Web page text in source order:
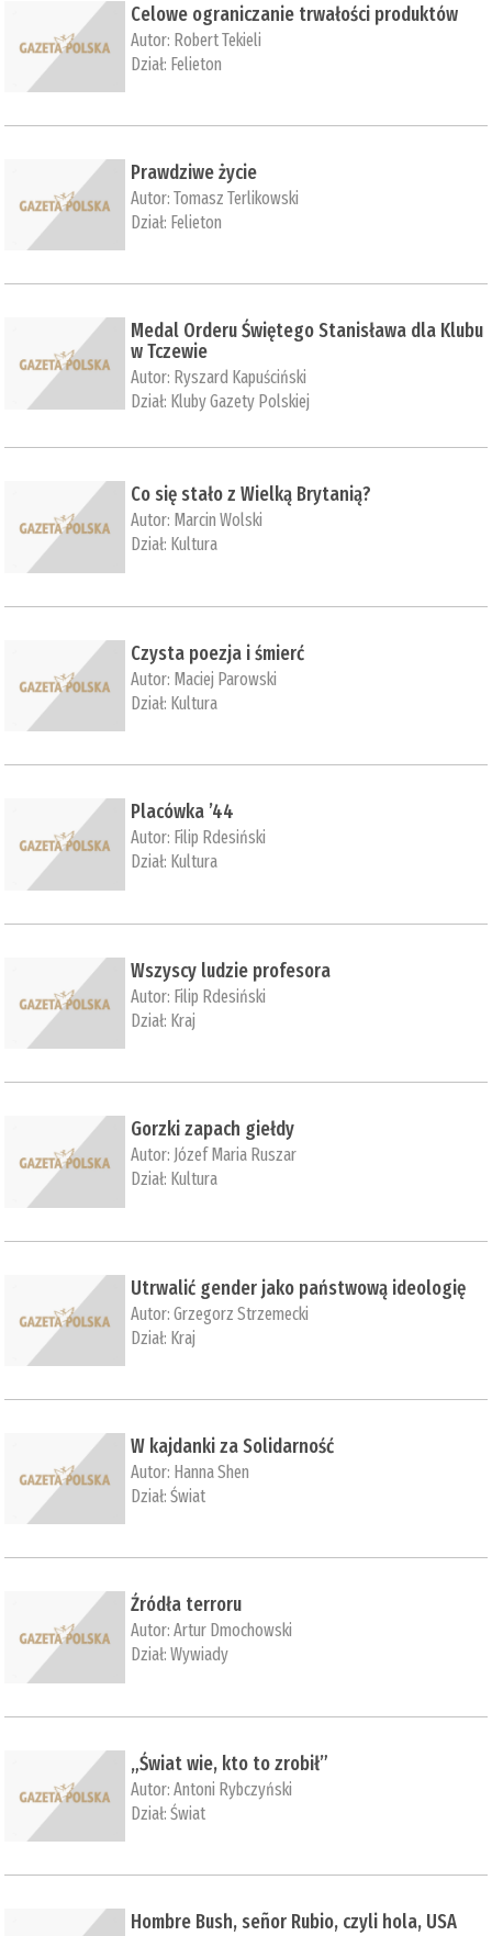
Celowe ograniczanie trwałości produktów
Autor: Robert Tekieli
Dział: Felieton
Prawdziwe życie
Autor:Tomasz Terlikowski
Dział: Felieton
Medal Orderu Świętego Stanisława dla Klubu
w Tczewie
Autor: Ryszard Kapuściński
Dział: Kluby Gazety Polskiej
Co się stało z Wielką Brytanią?
Autor: Marcin Wolski
Dział: Kultura
Czysta poezja i śmierć
Autor: Maciej Parowski
Dział: Kultura
Placówka ’44
Autor: Filip Rdesiński
Dział: Kultura
Wszyscy ludzie profesora
Autor: Filip Rdesiński
Dział: Kraj
Gorzki zapach giełdy
Autor: Józef Maria Ruszar
Dział: Kultura
Utrwalić gender jako państwową ideologię
Autor:Grzegorz Strzemecki
Dział: Kraj
W kajdanki za Solidarność
Autor: Hanna Shen
Dział:Świat
Źródła terroru
Autor:Artur Dmochowski
Dział:Wywiady
„Świat wie, kto to zrobił”
Autor:Antoni Rybczyński
Dział:Świat
Hombre Bush, señor Rubio, czyli hola, USA